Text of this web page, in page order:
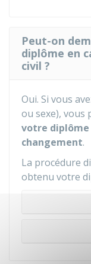
Peut-on
diplôme en
civil ?
Oui. Si vous
ou sexe), vous
votre diplôme
changement.
La procédure
obtenu votre